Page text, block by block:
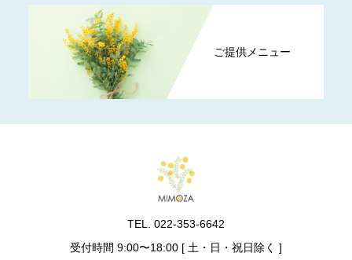
ご提供メニュー
TEL. 022-353-6642
受付時間 9:00〜18:00 [ 土・日・祝日除く ]